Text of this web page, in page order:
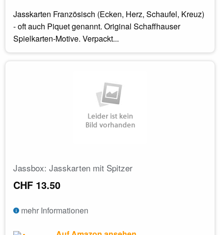
Jasskarten Französisch (Ecken, Herz, Schaufel, Kreuz)
- oft auch Piquet genannt. Original Schaffhauser
Spielkarten-Motive. Verpackt...
Jassbox: Jasskarten mit Spitzer
CHF 13.50
mehr Informationen